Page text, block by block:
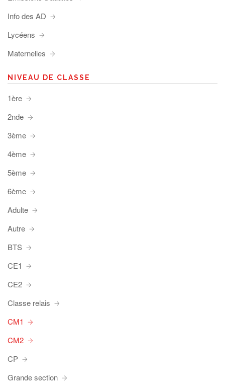
Info des AD
Lycéens
Maternelles
NIVEAU DE CLASSE
1ère
2nde
3ème
4ème
5ème
6ème
Adulte
Autre
BTS
CE1
CE2
Classe relais
CM1
CM2
CP
Grande section